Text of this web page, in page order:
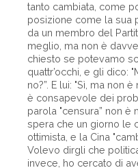
tanto cambiata, come
posizione come la sua
da un membro del
meglio, ma non è
chiesto se potevamo
quattr’occhi, e gli dico:
no?”. E lui: "Sì, ma non
è consapevole dei
parola "censura” non è
spera che un giorno le
ottimista, e la Cina
Volevo dirgli che
invece, ho cercato di